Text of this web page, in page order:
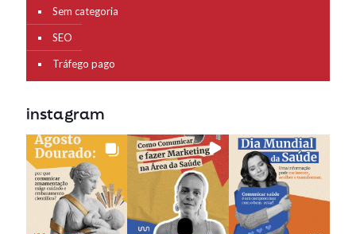
Sem categoria
SEO
Tráfego pago
instagram